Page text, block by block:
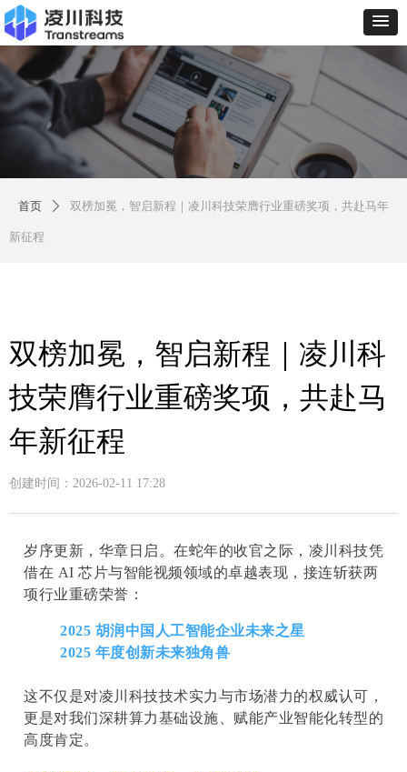
首页 ꄲ 双榜加冕，智启新程｜凌川科技荣膺行业重磅奖项，共赴马年
新征程
双榜加冕，智启新程｜凌川科
技荣膺行业重磅奖项，共赴马
年新征程
岁序更新，华章日启。在蛇年的收官之际，凌川科技凭
借在 AI 芯片与智能视频领域的卓越表现，接连斩获两
项行业重磅荣誉：
2025 胡润中国人工智能企业未来之星
2025 年度创新未来独角兽
这不仅是对凌川科技技术实力与市场潜力的权威认可，
更是对我们深耕算力基础设施、赋能产业智能化转型的
高度肯定。
创建时间： 2026-02-11 17:28